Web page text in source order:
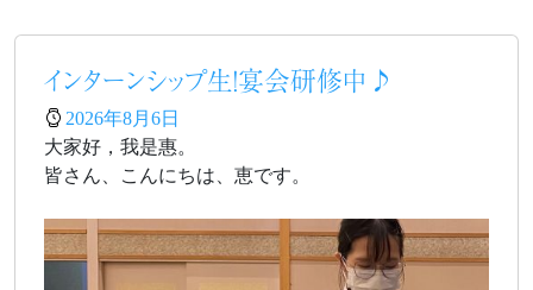
インターンシップ生！宴会研修中♪
2026年8月6日
大家好，我是惠。
皆さん、こんにちは、恵です。